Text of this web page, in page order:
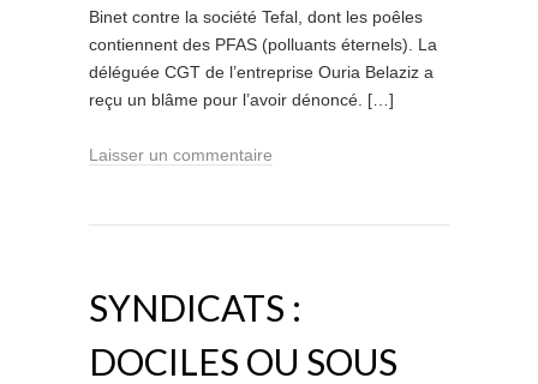
Binet contre la société Tefal, dont les poêles
contiennent des PFAS (polluants éternels). La
déléguée CGT de l’entreprise Ouria Belaziz a
reçu un blâme pour l’avoir dénoncé. […]
Laisser un commentaire
SYNDICATS :
DOCILES OU SOUS